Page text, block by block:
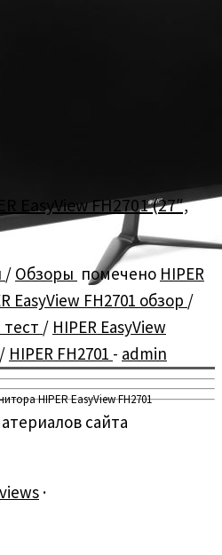
HIPER EasyView FH2701
EasyView FH2701 (27″,
/ Обзоры помечено HIPER
EasyView FH2701 обзор /
тест / HIPER EasyView
/ HIPER FH2701 - admin
сайта
·